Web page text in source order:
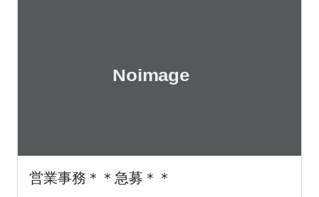
営業事務＊＊急募＊＊